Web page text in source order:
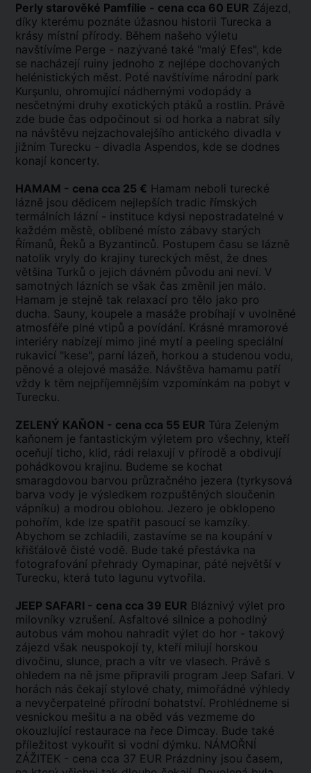
Perly starověké Pamfílie - cena cca 60 EUR Zájezd,
díky kterému poznáte úžasnou historii Turecka a
krásy místní přírody. Během našeho výletu
navštívíme Perge - nazývané také "malý Efes", kde
se nacházejí ruiny jednoho z nejlépe dochovaných
helénistických měst. Poté navštívíme národní park
Kurşunlu, ohromující nádhernými vodopády a
nesčetnými druhy exotických ptáků a rostlin. Právě
zde bude čas odpočinout si od horka a nabrat síly
na návštěvu nejzachovalejšího antického divadla v
jižním Turecku - divadla Aspendos, kde se dodnes
konají koncerty.
HAMAM - cena cca 25 € Hamam neboli turecké
lázně jsou dědicem nejlepších tradic římských
termálních lázní - instituce kdysi nepostradatelné v
každém městě, oblíbené místo zábavy starých
Římanů, Řeků a Byzantinců. Postupem času se lázně
natolik vryly do krajiny tureckých měst, že dnes
většina Turků o jejich dávném původu ani neví. V
samotných lázních se však čas změnil jen málo.
Hamam je stejně tak relaxací pro tělo jako pro
ducha. Sauny, koupele a masáže probíhají v uvolněné
atmosféře plné vtipů a povídání. Krásné mramorové
interiéry nabízejí mimo jiné mytí a peeling speciální
rukavicí "kese", parní lázeň, horkou a studenou vodu,
pěnové a olejové masáže. Návštěva hamamu patří
vždy k těm nejpříjemnějším vzpomínkám na pobyt v
Turecku.
ZELENÝ KAŇON - cena cca 55 EUR Túra Zeleným
kaňonem je fantastickým výletem pro všechny, kteří
oceňují ticho, klid, rádi relaxují v přírodě a obdivují
pohádkovou krajinu. Budeme se kochat
smaragdovou barvou průzračného jezera (tyrkysová
barva vody je výsledkem rozpuštěných sloučenin
vápníku) a modrou oblohou. Jezero je obklopeno
pohořím, kde lze spatřit pasoucí se kamzíky.
Abychom se zchladili, zastavíme se na koupání v
křišťálově čisté vodě. Bude také přestávka na
fotografování přehrady Oymapinar, páté největší v
Turecku, která tuto lagunu vytvořila.
JEEP SAFARI - cena cca 39 EUR Bláznivý výlet pro
milovníky vzrušení. Asfaltové silnice a pohodlný
autobus vám mohou nahradit výlet do hor - takový
zájezd však neuspokojí ty, kteří milují horskou
divočinu, slunce, prach a vítr ve vlasech. Právě s
ohledem na ně jsme připravili program Jeep Safari. V
horách nás čekají stylové chaty, mimořádné výhledy
a nevyčerpatelné přírodní bohatství. Prohlédneme si
vesnickou mešitu a na oběd vás vezmeme do
okouzlující restaurace na řece Dimcay. Bude také
příležitost vykouřit si vodní dýmku. NÁMOŘNÍ
ZÁŽITEK - cena cca 37 EUR Prázdniny jsou časem,